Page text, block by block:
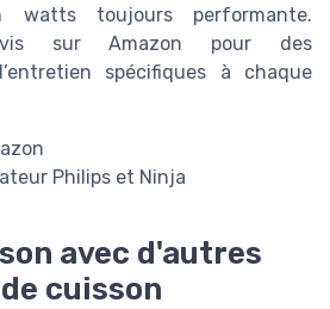
watts toujours performante.
sur Amazon pour des
spécifiques à chaque
Philips et Ninja
avec d'autres
cuisson